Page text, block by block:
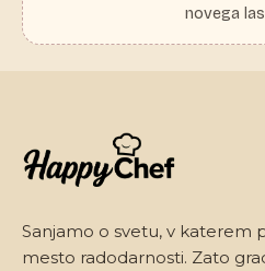
novega
Sanjamo o svetu, v katerem
mesto radodarnosti. Zato